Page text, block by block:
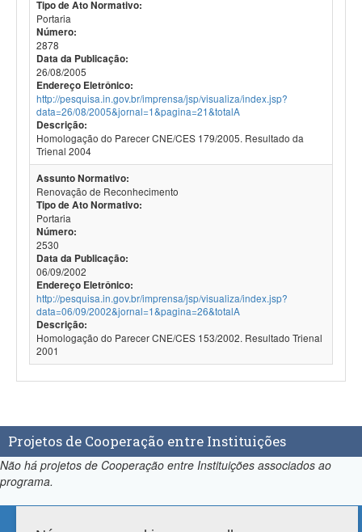
Tipo de Ato Normativo:
Portaria
Número:
2878
Data da Publicação:
26/08/2005
Endereço Eletrônico:
http://pesquisa.in.gov.br/imprensa/jsp/visualiza/index.jsp?
data=26/08/2005&jornal=1&pagina=21&totalA
Descrição:
Homologação do Parecer CNE/CES 179/2005. Resultado da
Trienal 2004
Assunto Normativo:
Renovação de Reconhecimento
Tipo de Ato Normativo:
Portaria
Número:
2530
Data da Publicação:
06/09/2002
Endereço Eletrônico:
http://pesquisa.in.gov.br/imprensa/jsp/visualiza/index.jsp?
data=06/09/2002&jornal=1&pagina=26&totalA
Descrição:
Homologação do Parecer CNE/CES 153/2002. Resultado Trienal
2001
Projetos de Cooperação entre Instituições
Não há projetos de Cooperação entre Instituições associados ao
programa.